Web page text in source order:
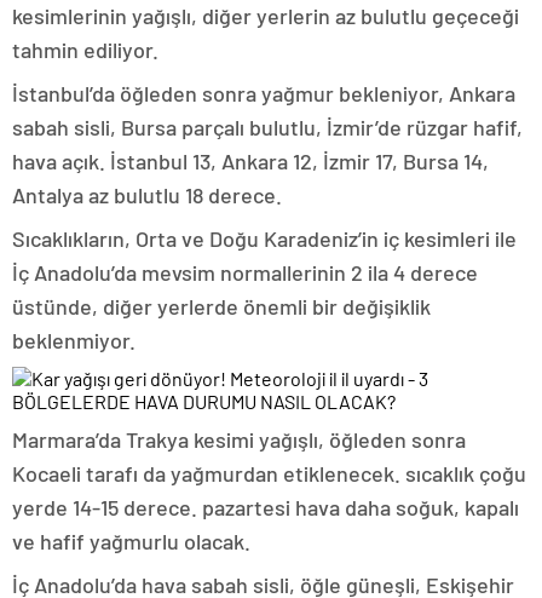
kesimlerinin yağışlı, diğer yerlerin az bulutlu geçeceği
tahmin ediliyor.
İstanbul’da öğleden sonra yağmur bekleniyor, Ankara
sabah sisli, Bursa parçalı bulutlu, İzmir’de rüzgar hafif,
hava açık. İstanbul 13, Ankara 12, İzmir 17, Bursa 14,
Antalya az bulutlu 18 derece.
Sıcaklıkların, Orta ve Doğu Karadeniz’in iç kesimleri ile
İç Anadolu’da mevsim normallerinin 2 ila 4 derece
üstünde, diğer yerlerde önemli bir değişiklik
beklenmiyor.
BÖLGELERDE HAVA DURUMU NASIL OLACAK?
Marmara’da Trakya kesimi yağışlı, öğleden sonra
Kocaeli tarafı da yağmurdan etiklenecek. sıcaklık çoğu
yerde 14-15 derece. pazartesi hava daha soğuk, kapalı
ve hafif yağmurlu olacak.
İç Anadolu’da hava sabah sisli, öğle güneşli, Eskişehir